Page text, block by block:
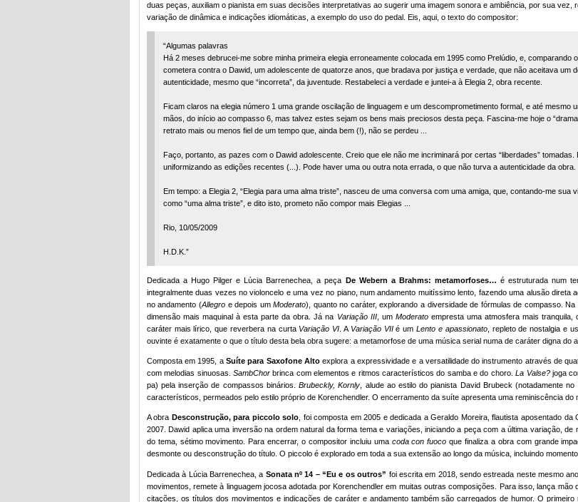
duas peças, auxiliam o pianista em suas decisões interpretativas ao sugerir uma imagem sonora e ambiência, por sua
variação de dinâmica e indicações idiomáticas, a exemplo do uso do pedal. Eis, aqui, o texto do compositor:
“Algumas palavras
Há 2 meses debrucei-me sobre minha primeira elegia erroneamente colocada em 1995 como Prelúdio, e,
cometera contra o Dawid, um adolescente de quatorze anos, que bradava por justiça e verdade, que não aceitava um
autenticidade, mesmo que “incorreta”, da juventude. Restabeleci a verdade e juntei-a à Elegia 2, obra recente.
Ficam claros na elegia número 1 uma grande oscilação de linguagem e um descomprometimento formal, e até
mãos, do início ao compasso 6, mas talvez estes sejam os bens mais preciosos desta peça. Fascina-me hoje o
retrato mais ou menos fiel de um tempo que, ainda bem (!), não se perdeu ...
Faço, portanto, as pazes com o Dawid adolescente. Creio que ele não me incriminará por certas “liberdades”
uniformizando as edições recentes (...). Pode haver uma ou outra nota errada, o que não turva a autenticidade da obra.
Em tempo: a Elegia 2, “Elegia para uma alma triste”, nasceu de uma conversa com uma amiga, que, contando-me
como “uma alma triste”, e dito isto, prometo não compor mais Elegias ...
Rio, 10/05/2009
H.D.K.”
Dedicada a Hugo Pilger e Lúcia Barrenechea, a peça De Webern a Brahms: metamorfoses… é estruturada num
integralmente duas vezes no violoncelo e uma vez no piano, num andamento muitíssimo lento, fazendo uma alusão direta
no andamento (Allegroe depois umModerato), quanto no caráter, explorando a diversidade de fórmulas de compasso. Na
dimensão mais maquinal à esta parte da obra. Já na Variação III, um Moderatoempresta uma atmosfera mais tranquila,
caráter mais lírico, que reverbera na curta Variação VI . A Variação VIIé umLento e apassionato, repleto de nostalgia e
ouvinte é exatamente o que o título desta bela obra sugere: a metamorfose de uma música serial numa de caráter digna do
Composta em 1995, aSuíte para Saxofone Altoexplora a expressividade e a versatilidade do instrumento através de
com melodias sinuosas. SambChorbrinca com elementos e ritmos característicos do samba e do choro.La Valse?joga
pa) pela inserção de compassos binários.Brubeckly, Kornly , alude ao estilo do pianista David Brubeck (notadamente
característicos, permeados pelo estilo próprio de Korenchendler. O encerramento da suíte apresenta uma reminiscência do
A obra Desconstrução, para piccolo solo , foi composta em 2005 e dedicada a Geraldo Moreira, flautista aposentado
2007. Dawid aplica uma inversão na ordem natural da forma tema e variações, iniciando a peça com a última variação,
do tema, sétimo movimento. Para encerrar, o compositor incluiu uma coda con fuoco que finaliza a obra com grande
desmonte ou desconstrução do título. O piccolo é explorado em toda a sua extensão ao longo da música, incluindo
Dedicada à Lúcia Barrenechea, a Sonata nº 14 – “Eu e os outros” foi escrita em 2018, sendo estreada neste mesmo
movimentos, remete à linguagem jocosa adotada por Korenchendler em muitas outras composições. Para isso, lança
citações, os títulos dos movimentos e indicações de caráter e andamento também são carregados de humor. O